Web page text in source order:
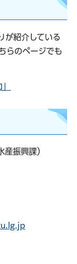
が紹介している
らのページでも
振興課）